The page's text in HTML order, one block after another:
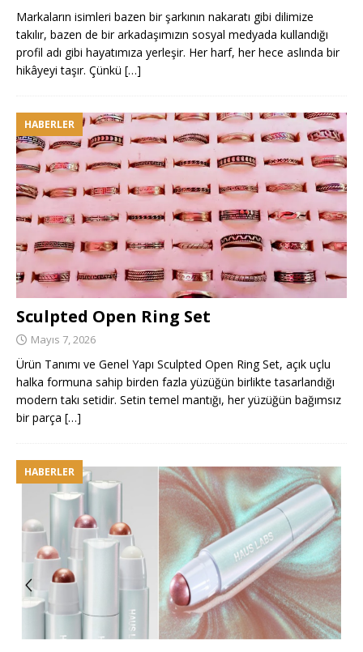
Markaların isimleri bazen bir şarkının nakaratı gibi dilimize
takılır, bazen de bir arkadaşımızın sosyal medyada kullandığı
profil adı gibi hayatımıza yerleşir. Her harf, her hece aslında bir
hikâyeyi taşır. Çünkü […]
HABERLER
Sculpted Open Ring Set
Mayıs 7, 2026
Ürün Tanımı ve Genel Yapı Sculpted Open Ring Set, açık uçlu
halka formuna sahip birden fazla yüzüğün birlikte tasarlandığı
modern takı setidir. Setin temel mantığı, her yüzüğün bağımsız
bir parça […]
HABERLER